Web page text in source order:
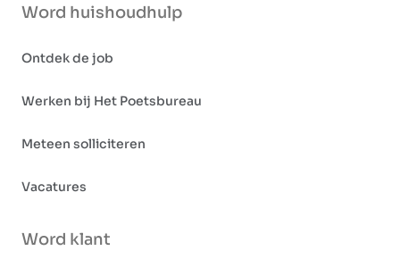
Word huishoudhulp
Ontdek de job
Werken bij Het Poetsbureau
Meteen solliciteren
Vacatures
Word klant